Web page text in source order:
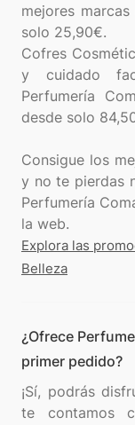
mejores
solo 25,90€.
Cofres
y cuidado
Perfumería
desde solo
Consigue los
y no te pierdas
Perfumería
Explora las
Belleza
¿Ofrece
primer pedido?
¡Sí, podrás
te contamos